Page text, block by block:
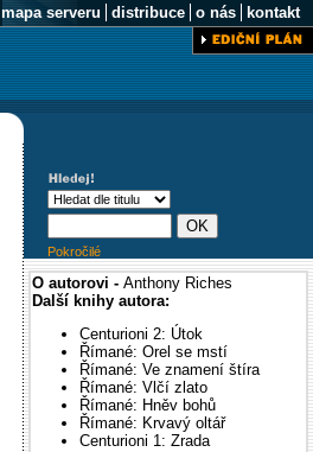
mapa serveru distribuce o nás kontakt
Pokročilé
O autorovi - Anthony Riches
Další knihy autora:
Centurioni 2: Útok
Římané: Orel se mstí
Římané: Ve znamení štíra
Římané: Vlčí zlato
Římané: Hněv bohů
Římané: Krvavý oltář
Centurioni 1: Zrada